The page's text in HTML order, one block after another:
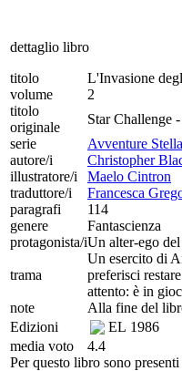
dettaglio libro
titolo
L'Invasione
volume
2
titolo
originale
Star Challenge
serie
Avventure
autore/i
Christopher
illustratore/i
Maelo Cintron
traduttore/i
Francesca
paragrafi
114
genere
Fantascienza
protagonista/iUn alter-ego
trama
Un esercito di
preferisci
attento: è in
note
Alla fine del
Edizioni
EL 1986
media voto
4.4
Per questo libro sono